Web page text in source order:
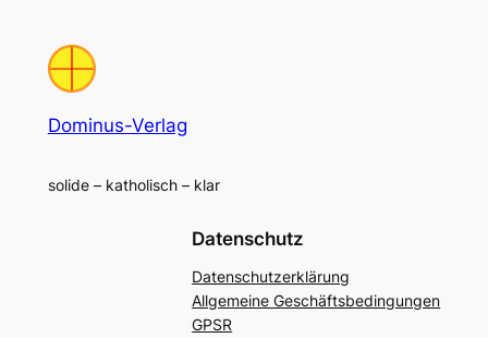
Dominus-Verlag
solide – katholisch – klar
Datenschutz
Datenschutzerklärung
Allgemeine Geschäftsbedingungen
GPSR